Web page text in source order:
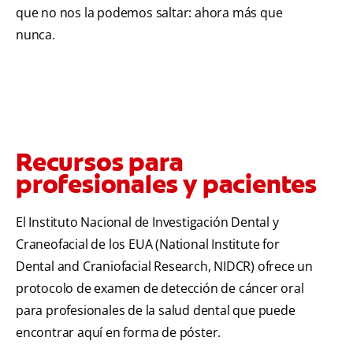
que no nos la podemos saltar: ahora más que
nunca.
Recursos para
profesionales y pacientes
El Instituto Nacional de Investigación Dental y
Craneofacial de los EUA (National Institute for
Dental and Craniofacial Research, NIDCR) ofrece un
protocolo de examen de detección de cáncer oral
para profesionales de la salud dental que puede
encontrar aquí en forma de póster.